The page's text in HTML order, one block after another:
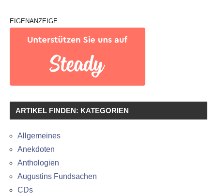
EIGENANZEIGE
ARTIKEL FINDEN: KATEGORIEN
Allgemeines
Anekdoten
Anthologien
Augustins Fundsachen
CDs